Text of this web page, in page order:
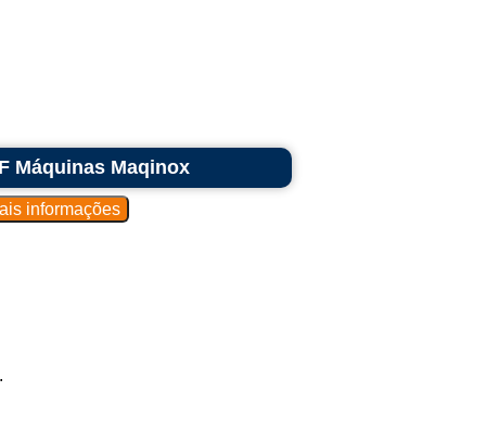
Máquinas Maqinox